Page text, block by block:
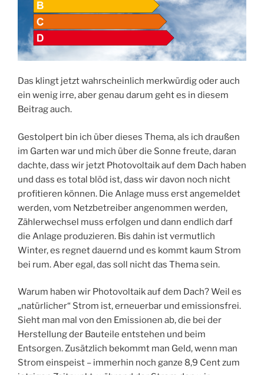
Das klingt jetzt wahrscheinlich merkwürdig oder auch
ein wenig irre, aber genau darum geht es in diesem
Beitrag auch.
Gestolpert bin ich über dieses Thema, als ich draußen
im Garten war und mich über die Sonne freute, daran
dachte, dass wir jetzt Photovoltaik auf dem Dach haben
und dass es total blöd ist, dass wir davon noch nicht
profitieren können. Die Anlage muss erst angemeldet
werden, vom Netzbetreiber angenommen werden,
Zählerwechsel muss erfolgen und dann endlich darf
die Anlage produzieren. Bis dahin ist vermutlich
Winter, es regnet dauernd und es kommt kaum Strom
bei rum. Aber egal, das soll nicht das Thema sein.
Warum haben wir Photovoltaik auf dem Dach? Weil es
„natürlicher“ Strom ist, erneuerbar und emissionsfrei.
Sieht man mal von den Emissionen ab, die bei der
Herstellung der Bauteile entstehen und beim
Entsorgen. Zusätzlich bekommt man Geld, wenn man
Strom einspeist – immerhin noch ganze 8,9 Cent zum